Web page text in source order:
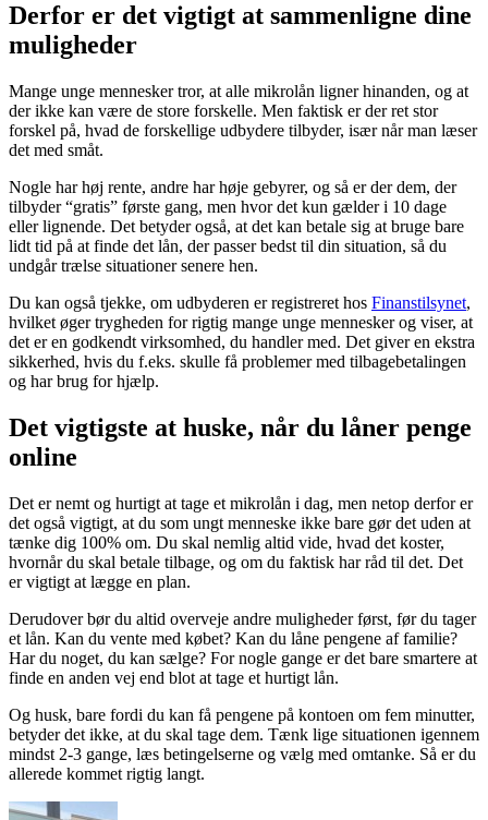
Derfor er det vigtigt at sammenligne dine
muligheder
Mange unge mennesker tror, at alle mikrolån ligner hinanden, og at
der ikke kan være de store forskelle. Men faktisk er der ret stor
forskel på, hvad de forskellige udbydere tilbyder, især når man læser
det med småt.
Nogle har høj rente, andre har høje gebyrer, og så er der dem, der
tilbyder “gratis” første gang, men hvor det kun gælder i 10 dage
eller lignende. Det betyder også, at det kan betale sig at bruge bare
lidt tid på at finde det lån, der passer bedst til din situation, så du
undgår trælse situationer senere hen.
Du kan også tjekke, om udbyderen er registreret hos Finanstilsynet,
hvilket øger trygheden for rigtig mange unge mennesker og viser, at
det er en godkendt virksomhed, du handler med. Det giver en ekstra
sikkerhed, hvis du f.eks. skulle få problemer med tilbagebetalingen
og har brug for hjælp.
Det vigtigste at huske, når du låner penge
online
Det er nemt og hurtigt at tage et mikrolån i dag, men netop derfor er
det også vigtigt, at du som ungt menneske ikke bare gør det uden at
tænke dig 100% om. Du skal nemlig altid vide, hvad det koster,
hvornår du skal betale tilbage, og om du faktisk har råd til det. Det
er vigtigt at lægge en plan.
Derudover bør du altid overveje andre muligheder først, før du tager
et lån. Kan du vente med købet? Kan du låne pengene af familie?
Har du noget, du kan sælge? For nogle gange er det bare smartere at
finde en anden vej end blot at tage et hurtigt lån.
Og husk, bare fordi du kan få pengene på kontoen om fem minutter,
betyder det ikke, at du skal tage dem. Tænk lige situationen igennem
mindst 2-3 gange, læs betingelserne og vælg med omtanke. Så er du
allerede kommet rigtig langt.